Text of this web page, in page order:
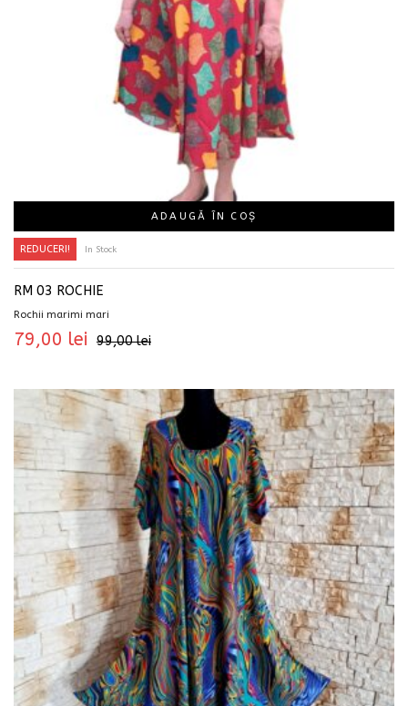
ADAUGĂ ÎN COȘ
REDUCERI! In Stock
RM 03 ROCHIE
Rochii marimi mari
99,00lei
79,00 lei